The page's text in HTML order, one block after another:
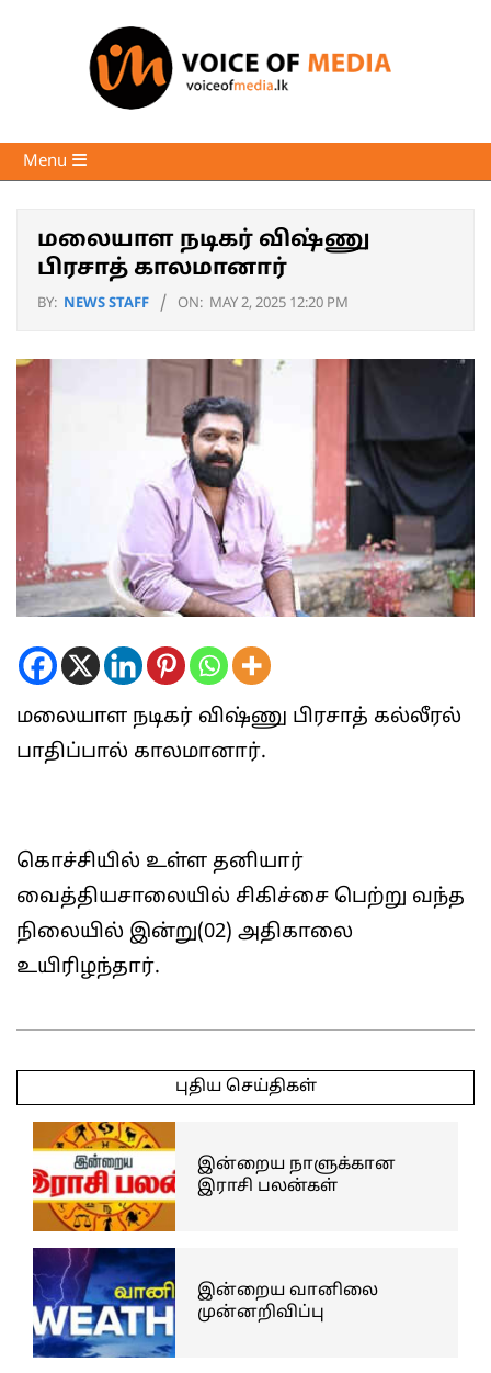
Voice
of
Primary
Navigation
Menu
மலையாள நடிகர் விஷ்ணு
பிரசாத் காலமானார்
BY: NEWS STAFF ON: MAY 2, 2025 12:20 PM
மலையாள நடிகர் விஷ்ணு பிரசாத் கல்லீரல்
பாதிப்பால் காலமானார்.
கொச்சியில் உள்ள தனியார்
வைத்தியசாலையில் சிகிச்சை பெற்று வந்த
நிலையில் இன்று(02) அதிகாலை
உயிரிழந்தார்.
05-
புதிய செய்திகள்
இன்றைய நாளுக்கான
இராசி பலன்கள்
இன்றைய வானிலை
முன்னறிவிப்பு